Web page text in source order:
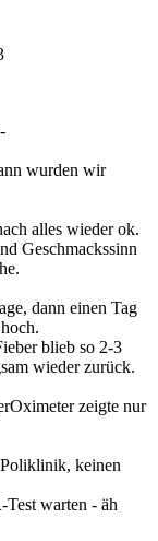
wurden wir
alles wieder ok.
Geschmackssinn
dann einen Tag
blieb so 2-3
wieder zurück.
zeigte nur
keinen
warten - äh